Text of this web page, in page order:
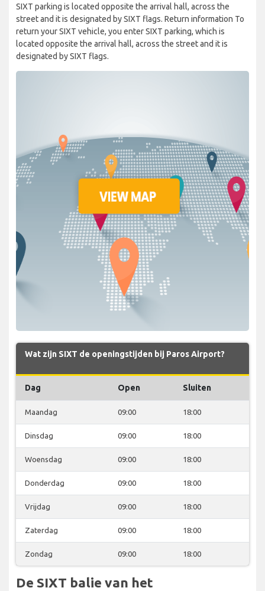
SIXT parking is located opposite the arrival hall, across the
street and it is designated by SIXT flags. Return information To
return your SIXT vehicle, you enter SIXT parking, which is
located opposite the arrival hall, across the street and it is
designated by SIXT flags.
Wat zijn SIXT de openingstijden bij Paros Airport?
Dag Open Sluiten
Maandag 09:00 18:00
Dinsdag 09:00 18:00
Woensdag 09:00 18:00
Donderdag 09:00 18:00
Vrijdag 09:00 18:00
Zaterdag 09:00 18:00
Zondag 09:00 18:00
De SIXT balie van het